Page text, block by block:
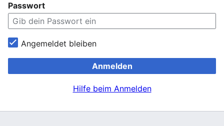
Passwort
Angemeldet bleiben
Anmelden
Hilfe beim Anmelden